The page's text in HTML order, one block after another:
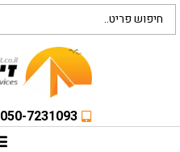
050-7231093